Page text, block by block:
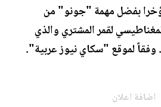
بفضل مهمة "جونو" من
لقمر المشتري والذي
لموقع "سكاي نيوز عربية".
اضافة اعلان